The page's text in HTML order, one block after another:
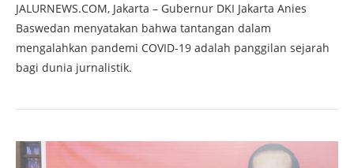
JALURNEWS.COM, Jakarta – Gubernur DKI Jakarta Anies
Baswedan menyatakan bahwa tantangan dalam
mengalahkan pandemi COVID-19 adalah panggilan sejarah
bagi dunia jurnalistik.